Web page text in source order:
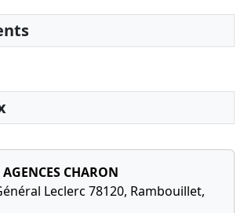
CHARON
Leclerc 78120, Rambouillet,